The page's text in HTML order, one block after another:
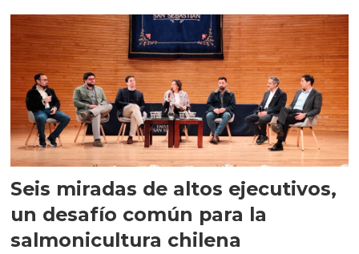
Seis miradas de altos ejecutivos,
un desafío común para la
salmonicultura chilena